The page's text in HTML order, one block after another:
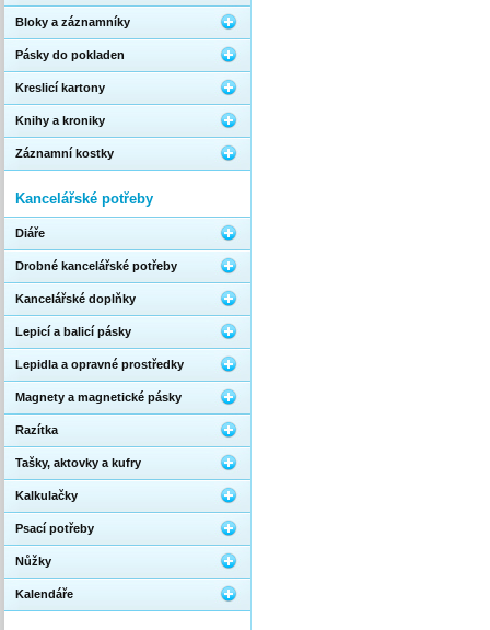
Bloky a záznamníky
Pásky do pokladen
Kreslicí kartony
Knihy a kroniky
Záznamní kostky
Kancelářské potřeby
Diáře
Drobné kancelářské potřeby
Kancelářské doplňky
Lepicí a balicí pásky
Lepidla a opravné prostředky
Magnety a magnetické pásky
Razítka
Tašky, aktovky a kufry
Kalkulačky
Psací potřeby
Nůžky
Kalendáře